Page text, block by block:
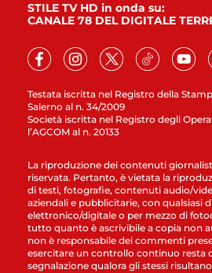
Testata iscritta nel Registro della
Salerno al n. 34/2009
Società iscritta nel Registro degli
l’AGCOM al n. 20133
STILE TV HD in onda su:
CANALE 78 DEL DIGITALE
La riproduzione dei contenuti
riservata. Pertanto, è vietata la
di testi, fotografie, contenuti audio/
aziendali e pubblicitarie, con qualsiasi
elettronico/digitale o per mezzo di
tutto quanto è ascrivibile a copia non
non è responsabile dei commenti
esercitare un controllo continuo resta
segnalazione qualora gli stessi